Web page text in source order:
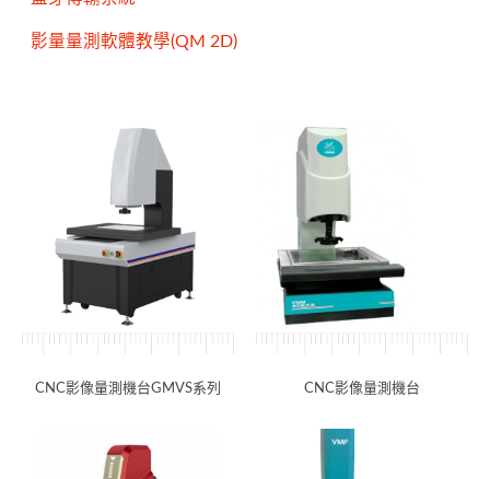
影量量測軟體教學(QM 2D)
CNC影像量測機台GMVS系列 CNC影像量測機台